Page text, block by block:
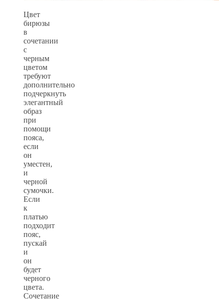
Цвет
бирюзы
в
сочетании
с
черным
цветом
требуют
дополнительно
подчеркнуть
элегантный
образ
при
помощи
пояса,
если
он
уместен,
и
черной
сумочки.
Если
к
платью
подходит
пояс,
пускай
и
он
будет
черного
цвета.
Сочетание